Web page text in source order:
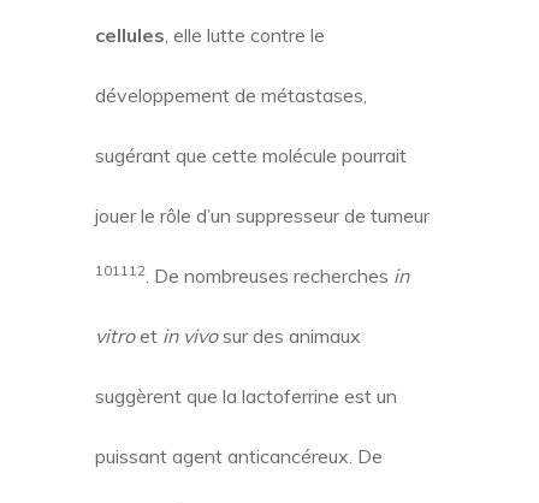
cellules, elle lutte contre le
développement de métastases,
sugérant que cette molécule pourrait
jouer le rôle d’un suppresseur de tumeur
101112. De nombreuses recherches in
vitroet in vivosur des animaux
suggèrent que la lactoferrine est un
puissant agent anticancéreux. De